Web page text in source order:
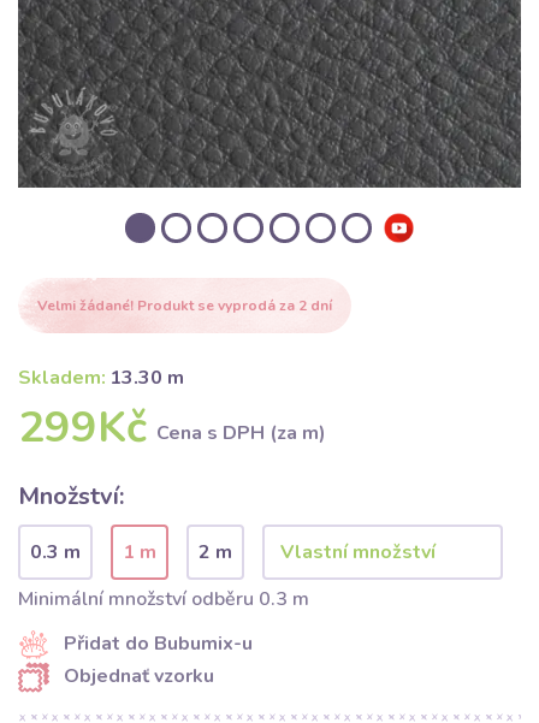
Velmi žádané! Produkt se vyprodá za 2 dní
Skladem: 13.30 m
299Kč Cena s DPH (za m)
Množství:
0.3 m 1 m
2 m
Minimální množství odběru 0.3 m
Přidat do Bubumix-u
Objednať vzorku